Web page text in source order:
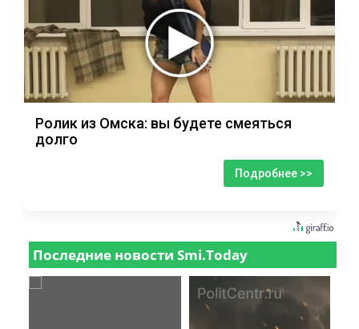
Ролик из Омска: вы будете смеяться
долго
Подробнее >>